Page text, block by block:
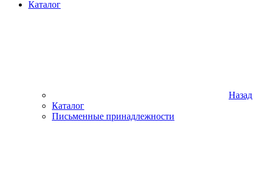
Каталог
Назад
Каталог
Письменные принадлежности